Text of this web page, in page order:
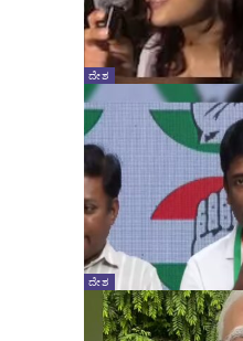
ದೇಶ
ದೇಶ